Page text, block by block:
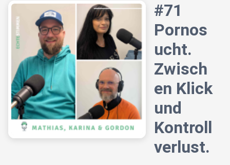
#71
Pornos
ucht.
Zwisch
en Klick
und
Kontroll
verlust.